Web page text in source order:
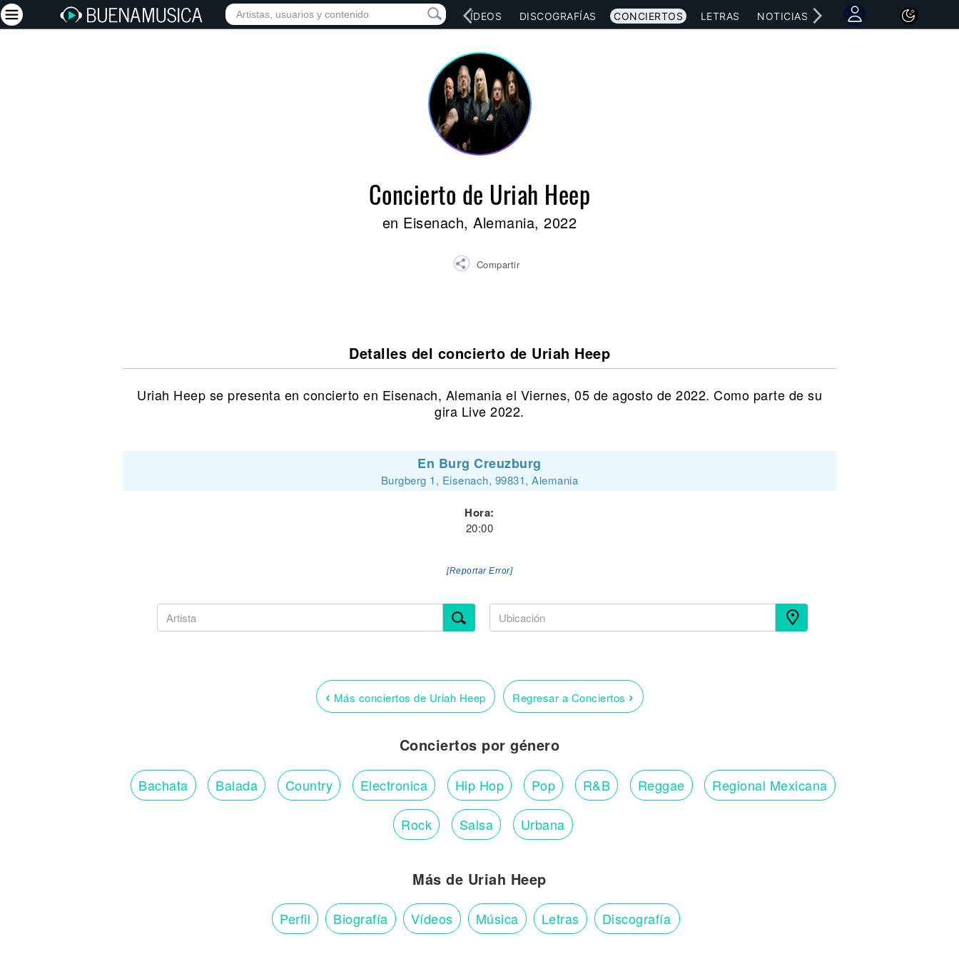
INICIO ARTISTAS RED SOCIAL MÚSICA VÍDEOS DISCOGRAFÍAS CONCIERTOS LETRAS NOTICIAS
Concierto de Uriah Heep
en Eisenach, Alemania, 2022
Compartir
Detalles del concierto de Uriah Heep
Uriah Heep se presenta en concierto en Eisenach, Alemania el Viernes, 05 de agosto de 2022. Como parte de su
gira Live 2022.
En Burg Creuzburg
Burgberg 1, Eisenach, 99831, Alemania
Hora:
20:00
[Reportar Error]
‹ Más conciertos de Uriah Heep Regresar a Conciertos ›
Conciertos por género
Bachata Balada Country Electronica Hip Hop Pop R&B Reggae Regional Mexicana
Rock Salsa Urbana
Más de Uriah Heep
Perfil Biografía Vídeos Música Letras Discografía